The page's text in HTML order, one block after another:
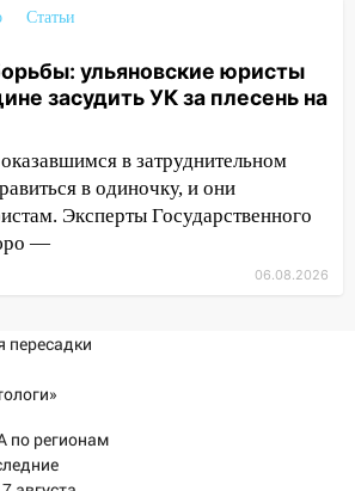
черный коршун
на улице
районе украли два
жара: какая будет
борьбы: ульяновские
женщине засудить УК
Статьи
ульяновские юристы
засудить УК за плесень на
в затруднительном
в одиночку, и они
Эксперты Государственного
—
06.08.2026
пересадки
по регионам